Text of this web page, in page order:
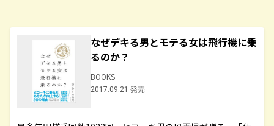
なぜデキる男とモテる女は飛行機に乗
るのか？
BOOKS
2017.09.21 発売